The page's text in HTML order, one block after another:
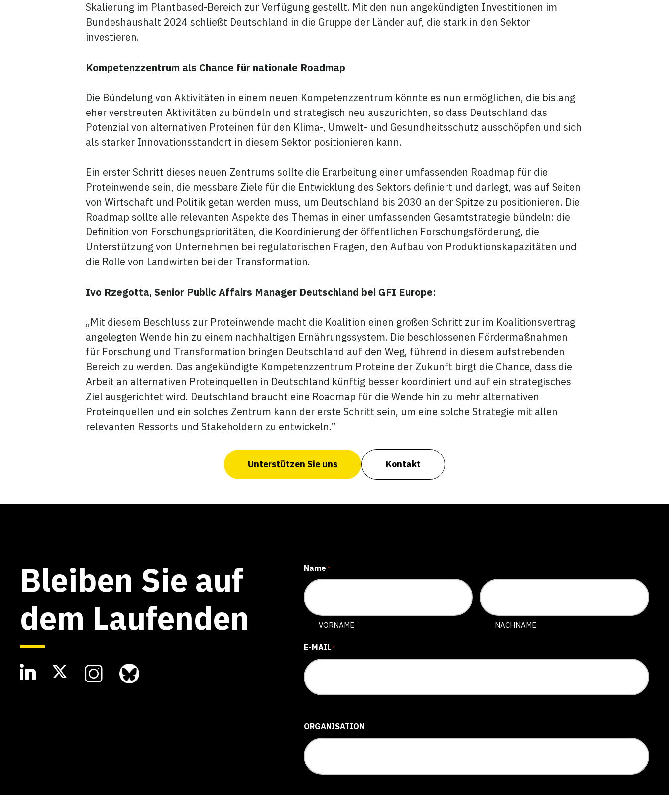
Skalierung im Plantbased-Bereich zur Verfügung gestellt. Mit den nun angekündigten Investitionen im
Bundeshaushalt 2024 schließt Deutschland in die Gruppe der Länder auf, die stark in den Sektor
investieren.
Kompetenzzentrum als Chance für nationale Roadmap
Die Bündelung von Aktivitäten in einem neuen Kompetenzzentrum könnte es nun ermöglichen, die bislang
eher verstreuten Aktivitäten zu bündeln und strategisch neu auszurichten, so dass Deutschland das
Potenzial von alternativen Proteinen für den Klima-, Umwelt- und Gesundheitsschutz ausschöpfen und sich
als starker Innovationsstandort in diesem Sektor positionieren kann.
Ein erster Schritt dieses neuen Zentrums sollte die Erarbeitung einer umfassenden Roadmap für die
Proteinwende sein, die messbare Ziele für die Entwicklung des Sektors definiert und darlegt, was auf Seiten
von Wirtschaft und Politik getan werden muss, um Deutschland bis 2030 an der Spitze zu positionieren. Die
Roadmap sollte alle relevanten Aspekte des Themas in einer umfassenden Gesamtstrategie bündeln: die
Definition von Forschungsprioritäten, die Koordinierung der öffentlichen Forschungsförderung, die
Unterstützung von Unternehmen bei regulatorischen Fragen, den Aufbau von Produktionskapazitäten und
die Rolle von Landwirten bei der Transformation.
Ivo Rzegotta, Senior Public Affairs Manager Deutschland bei GFI Europe:
„Mit diesem Beschluss zur Proteinwende macht die Koalition einen großen Schritt zur im Koalitionsvertrag
angelegten Wende hin zu einem nachhaltigen Ernährungssystem. Die beschlossenen Fördermaßnahmen
für Forschung und Transformation bringen Deutschland auf den Weg, führend in diesem aufstrebenden
Bereich zu werden. Das angekündigte Kompetenzzentrum Proteine der Zukunft birgt die Chance, dass die
Arbeit an alternativen Proteinquellen in Deutschland künftig besser koordiniert und auf ein strategisches
Ziel ausgerichtet wird. Deutschland braucht eine Roadmap für die Wende hin zu mehr alternativen
Proteinquellen und ein solches Zentrum kann der erste Schritt sein, um eine solche Strategie mit allen
relevanten Ressorts und Stakeholdern zu entwickeln.”
Unterstützen Sie uns Kontakt
Bleiben Sie auf
dem Laufenden
Name *
VORNAME NACHNAME
E-MAIL *
ORGANISATION